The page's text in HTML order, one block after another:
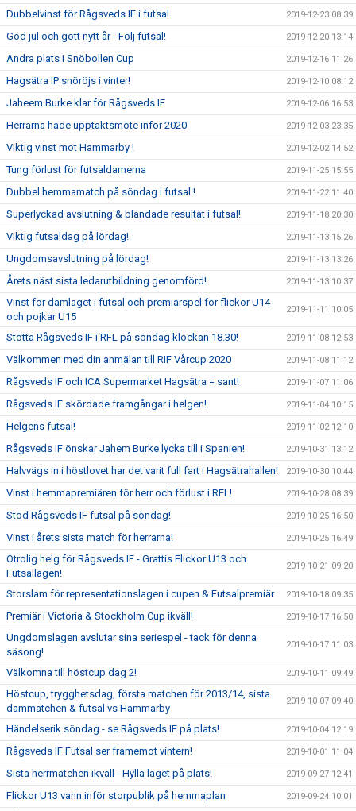
Dubbelvinst för Rågsveds IF i futsal 2019-12-23 08:39
God jul och gott nytt år - Följ futsal! 2019-12-20 13:14
Andra plats i Snöbollen Cup 2019-12-16 11:26
Hagsätra IP snöröjs i vinter! 2019-12-10 08:12
Jaheem Burke klar för Rågsveds IF 2019-12-06 16:53
Herrarna hade upptaktsmöte inför 2020 2019-12-03 23:35
Viktig vinst mot Hammarby ! 2019-12-02 14:52
Tung förlust för futsaldamerna 2019-11-25 15:55
Dubbel hemmamatch på söndag i futsal ! 2019-11-22 11:40
Superlyckad avslutning & blandade resultat i futsal! 2019-11-18 20:30
Viktig futsaldag på lördag! 2019-11-13 15:26
Ungdomsavslutning på lördag! 2019-11-13 13:26
Årets näst sista ledarutbildning genomförd! 2019-11-13 10:37
Vinst för damlaget i futsal och premiärspel för flickor U14
och pojkar U15
2019-11-11 10:05
Stötta Rågsveds IF i RFL på söndag klockan 18.30! 2019-11-08 12:53
Välkommen med din anmälan till RIF Vårcup 2020 2019-11-08 11:12
Rågsveds IF och ICA Supermarket Hagsätra = sant! 2019-11-07 11:06
Rågsveds IF skördade framgångar i helgen! 2019-11-04 10:15
Helgens futsal! 2019-11-02 12:10
Rågsveds IF önskar Jahem Burke lycka till i Spanien! 2019-10-31 13:12
Halvvägs in i höstlovet har det varit full fart i Hagsätrahallen! 2019-10-30 10:44
Vinst i hemmapremiären för herr och förlust i RFL! 2019-10-28 08:39
Stöd Rågsveds IF futsal på söndag! 2019-10-25 16:50
Vinst i årets sista match för herrarna! 2019-10-25 16:49
Otrolig helg för Rågsveds IF - Grattis Flickor U13 och
Futsallagen!
2019-10-21 09:20
Storslam för representationslagen i cupen & Futsalpremiär 2019-10-18 09:35
Premiär i Victoria & Stockholm Cup ikväll! 2019-10-17 16:50
Ungdomslagen avslutar sina seriespel - tack för denna
säsong!
2019-10-17 11:03
Välkomna till höstcup dag 2! 2019-10-11 09:49
Höstcup, trygghetsdag, första matchen för 2013/14, sista
dammatchen & futsal vs Hammarby
2019-10-07 09:40
Händelserik söndag - se Rågsveds IF på plats! 2019-10-04 12:19
Rågsveds IF Futsal ser framemot vintern! 2019-10-01 11:04
Sista herrmatchen ikväll - Hylla laget på plats! 2019-09-27 12:41
Flickor U13 vann inför storpublik på hemmaplan 2019-09-24 10:01